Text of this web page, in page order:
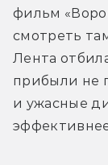
фильм
смотреть
Лента
прибыли не
и ужасные